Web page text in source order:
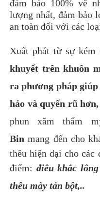
đảm bảo 100% về
lượng nhất, đảm bảo
an toàn đối với các
Xuất phát từ sự
khuyết trên khuôn
ra phương pháp
hảo và quyến rũ hơn,
phun xăm thẩm
Binmang đến cho
thêu hiện đại cho các
điểm: điêu khắc
thêu mày tản bột,..